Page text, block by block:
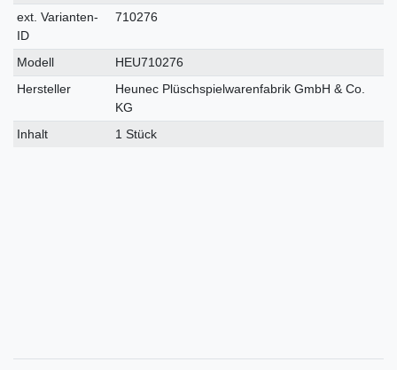
Merkmal
ext. Varianten-
ID
710276
Modell
HEU710276
Hersteller
Heunec Plüschspielwarenfabrik GmbH & Co.
KG
Inhalt
1 Stück